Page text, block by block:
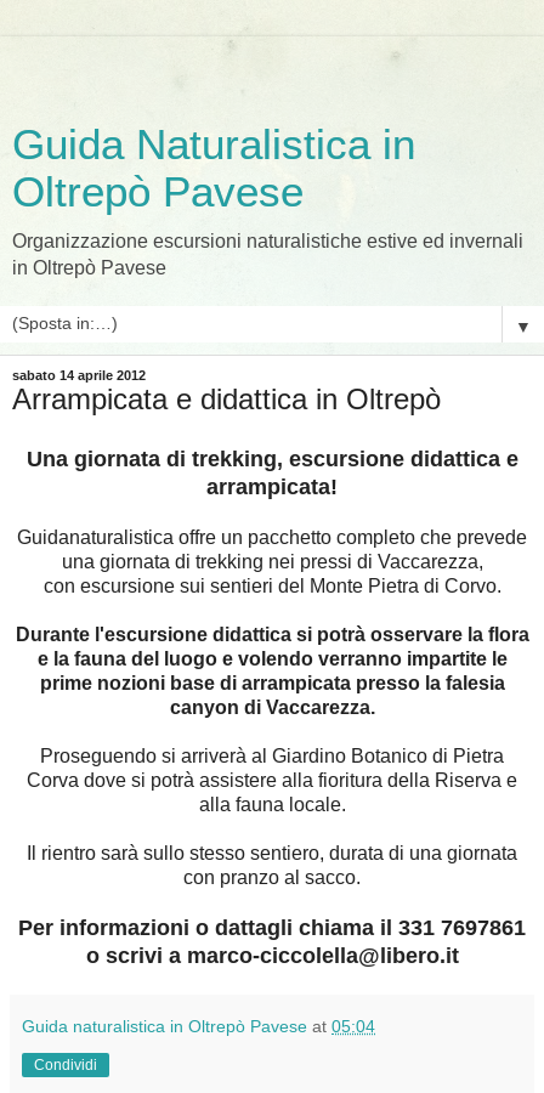
Guida Naturalistica in
Oltrepò Pavese
Organizzazione escursioni naturalistiche estive ed invernali
in Oltrepò Pavese
▼
sabato 14 aprile 2012
Arrampicata e didattica in Oltrepò
Una giornata di trekking, escursione didattica e
arrampicata!
Guidanaturalistica offre un pacchetto completo che prevede
una giornata di trekking nei pressi di Vaccarezza,
con escursione sui sentieri del Monte Pietra di Corvo.
Durante l'escursione didattica si potrà osservare la flora
e la fauna del luogo e volendo verranno impartite le
prime nozioni base di arrampicata presso la falesia
canyon di Vaccarezza.
Proseguendo si arriverà al Giardino Botanico di Pietra
Corva dove si potrà assistere alla fioritura della Riserva e
alla fauna locale.
Il rientro sarà sullo stesso sentiero, durata di una giornata
con pranzo al sacco.
Per informazioni o dattagli chiama il 331 7697861
o scrivi a marco-ciccolella@libero.it
Guida naturalistica in Oltrepò Pavese at 05:04
Condividi